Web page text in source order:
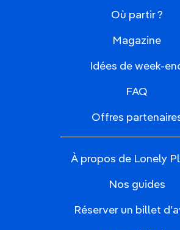
Où partir ?
Magazine
Idées de week-
FAQ
Offres
À propos de Lonely
Nos guides
Réserver un billet